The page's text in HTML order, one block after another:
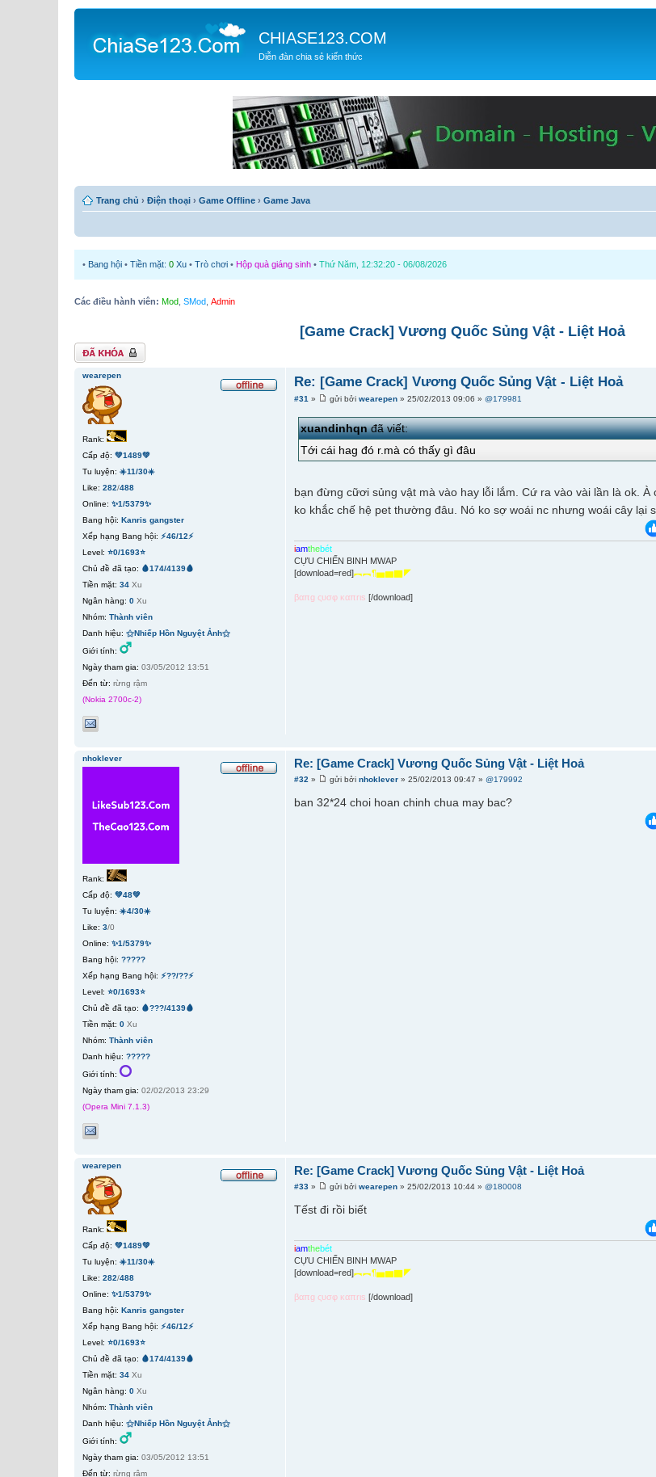
CHIASE123.COM
Diễn đàn chia sẻ kiến thức
Trang chủ › Điện thoại › Game Offline › Game Java
• Bang hội • Tiền mặt: 0 Xu • Trò chơi • Hộp quà giáng sinh • Thứ Năm, 12:32:20 - 06/08/2026
Các điều hành viên: Mod SMod Admin
[Game Crack] Vương Quốc Sủng Vật - Liệt Hoả
Chủ đề bị khóa
Re: [Game Crack] Vương Quốc Sủng Vật - Liệt Hoả
#31 » gửi bởiwearepen » 25/02/2013 09:06 »@179981
xuandinhqnđã viết:
Tới cái hag đó r.mà có thấy gì đâu
bạn đừng cữơi sủng vật mà vào hay lỗi lắm. Cứ ra vào vài lần là ok.
ko khắc chế hệ pet thường đâu. Nó ko sợ woái nc nhưng woái cây lại
iamthebét
CỰU CHIẾN BINH MWAP
[download=red]︻︻¶▅▆▇◤
βαπg ςυσφ καπrιs [/download]
wearepen
Rank:
Cấp độ: 💚1489💚
Tu luyện: ☀️11/30☀️
Like: 282/488
Online: ✨1/5379✨
Bang hội: Kanris gangster
Xếp hạng Bang hội: ⚡46/12⚡
Level: ⭐0/1693⭐
Chủ đề đã tạo: 🩸174/4139🩸
Tiền mặt: 34 Xu
Ngân hàng: 0 Xu
Nhóm: Thành viên
Danh hiệu: ⚝Nhiếp Hồn Nguyệt Ảnh⚝
Giới tính:
Ngày tham gia: 03/05/2012 13:51
Đến từ: rừng rậm
(Nokia 2700c-2)
Re: [Game Crack] Vương Quốc Sủng Vật - Liệt Hoả
#32 » gửi bởinhoklever » 25/02/2013 09:47 »@179992
ban 32*24 choi hoan chinh chua may bac?
nhoklever
Rank:
Cấp độ: 💚48💚
Tu luyện: ☀️4/30☀️
Like: 3/0
Online: ✨1/5379✨
Bang hội: ?????
Xếp hạng Bang hội: ⚡??/??⚡
Level: ⭐0/1693⭐
Chủ đề đã tạo: 🩸???/4139🩸
Tiền mặt: 0 Xu
Nhóm: Thành viên
Danh hiệu: ?????
Giới tính:
Ngày tham gia: 02/02/2013 23:29
(Opera Mini 7.1.3)
Re: [Game Crack] Vương Quốc Sủng Vật - Liệt Hoả
#33 » gửi bởiwearepen » 25/02/2013 10:44 »@180008
Tếst đi rồi biết
iamthebét
CỰU CHIẾN BINH MWAP
[download=red]︻︻¶▅▆▇◤
βαπg ςυσφ καπrιs[/download]
wearepen
Rank:
Cấp độ: 💚1489💚
Tu luyện: ☀️11/30☀️
Like: 282/488
Online: ✨1/5379✨
Bang hội: Kanris gangster
Xếp hạng Bang hội: ⚡46/12⚡
Level: ⭐0/1693⭐
Chủ đề đã tạo: 🩸174/4139🩸
Tiền mặt: 34 Xu
Ngân hàng: 0 Xu
Nhóm: Thành viên
Danh hiệu: ⚝Nhiếp Hồn Nguyệt Ảnh⚝
Giới tính:
Ngày tham gia: 03/05/2012 13:51
Đến từ: rừng rậm